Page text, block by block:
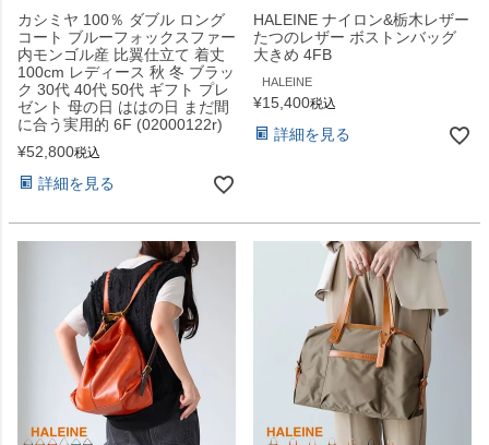
カシミヤ 100％ ダブル ロング
コート ブルーフォックスファー
内モンゴル産 比翼仕立て 着丈
100cm レディース 秋 冬 ブラッ
ク 30代 40代 50代 ギフト プレ
ゼント 母の日 ははの日 まだ間
に合う実用的 6F (02000122r)
¥52,800税込
詳細を見る
HALEINE ナイロン&栃木レザー
たつのレザー ボストンバッグ
大きめ 4FB
HALEINE
¥15,400税込
詳細を見る